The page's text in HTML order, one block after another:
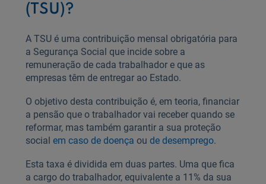
(TSU)?
A TSU é uma contribuição mensal obrigatória para
a Segurança Social que incide sobre a
remuneração de cada trabalhador e que as
empresas têm de entregar ao Estado.
O objetivo desta contribuição é, em teoria, financiar
a pensão que o trabalhador vai receber quando se
reformar, mas também garantir a sua proteção
social em caso de doença ou de desemprego.
Esta taxa é dividida em duas partes. Uma que fica
a cargo do trabalhador, equivalente a 11% da sua